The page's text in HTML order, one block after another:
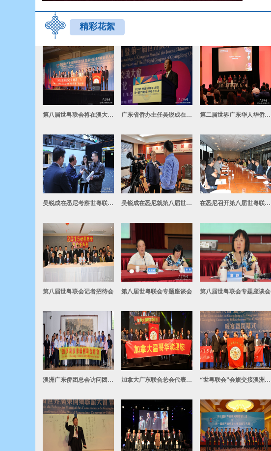
精彩花絮
第八届世粤联会将在澳大利亚悉尼举办 广东省侨办主任吴锐成在世粤联会上发布粤侨精神 第二届世界广东华人华侨青年大会世粤侨青论坛
吴锐成在悉尼考察世粤联会场地 吴锐成在悉尼就第八届世粤联会接受媒体采访 在悉尼召开第八届世粤联会第一次常务理事会
第八届世粤联会记者招待会 第八届世粤联会专题座谈会 第八届世粤联会专题座谈会
澳洲广东侨团总会访问团拜访广东省侨办 加拿大广东联合总会代表接过“世粤联会”会旗 “世粤联会”会旗交接澳洲再会